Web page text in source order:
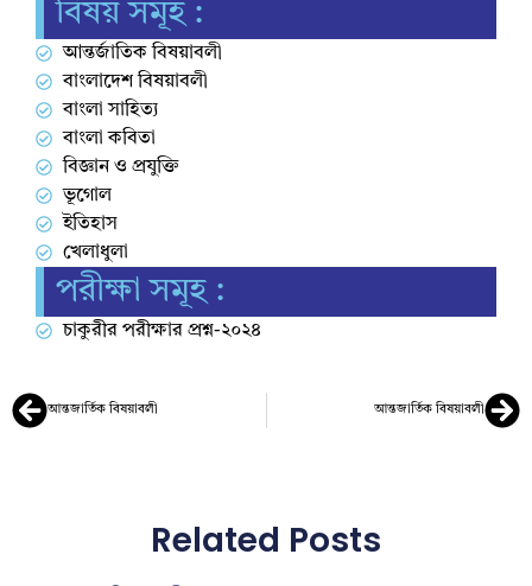
বিষয় সমূহ :
আন্তর্জাতিক বিষয়াবলী
বাংলাদেশ বিষয়াবলী
বাংলা সাহিত্য
বাংলা কবিতা
বিজ্ঞান ও প্রযুক্তি
ভূগোল
ইতিহাস
খেলাধুলা
পরীক্ষা সমূহ :
চাকুরীর পরীক্ষার প্রশ্ন-২০২৪
আন্তজার্তিক বিষয়াবলী আন্তজার্তিক বিষয়াবলী
Related Posts